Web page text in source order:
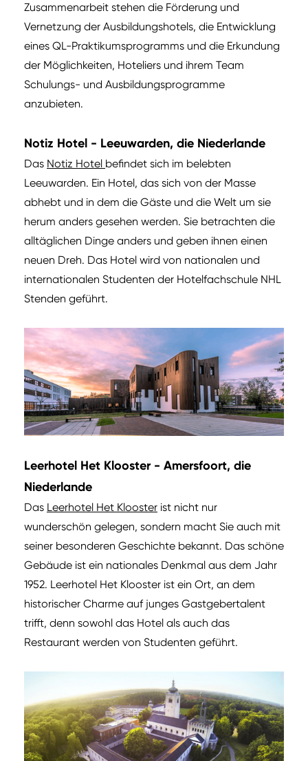
Zusammenarbeit stehen die Förderung und
Vernetzung der Ausbildungshotels, die Entwicklung
eines QL-Praktikumsprogramms und die Erkundung
der Möglichkeiten, Hoteliers und ihrem Team
Schulungs- und Ausbildungsprogramme
anzubieten.
Notiz Hotel - Leeuwarden, die Niederlande
Das Notiz Hotel befindet sich im belebten
Leeuwarden. Ein Hotel, das sich von der Masse
abhebt und in dem die Gäste und die Welt um sie
herum anders gesehen werden. Sie betrachten die
alltäglichen Dinge anders und geben ihnen einen
neuen Dreh. Das Hotel wird von nationalen und
internationalen Studenten der Hotelfachschule NHL
Stenden geführt.
Leerhotel Het Klooster - Amersfoort, die
Niederlande
Das Leerhotel Het Klooster ist nicht nur
wunderschön gelegen, sondern macht Sie auch mit
seiner besonderen Geschichte bekannt. Das schöne
Gebäude ist ein nationales Denkmal aus dem Jahr
1952. Leerhotel Het Klooster ist ein Ort, an dem
historischer Charme auf junges Gastgebertalent
trifft, denn sowohl das Hotel als auch das
Restaurant werden von Studenten geführt.